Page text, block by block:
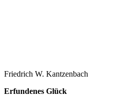
Friedrich W. Kantzenbach
Erfundenes Glück